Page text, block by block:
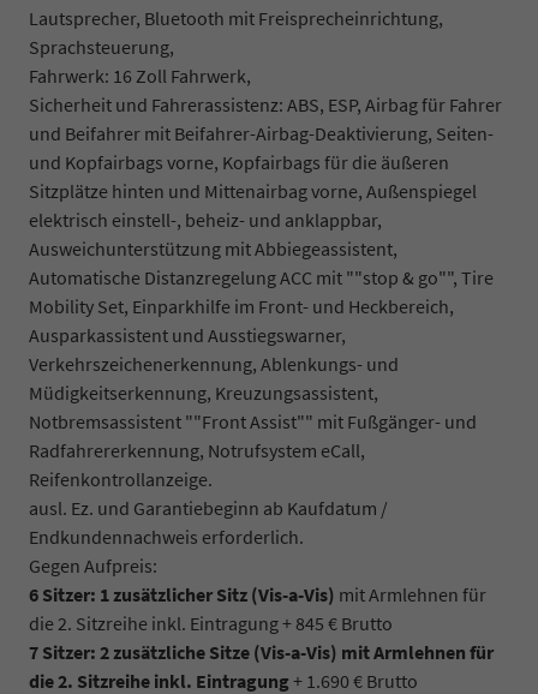
Lautsprecher, Bluetooth mit Freisprecheinrichtung,
Sprachsteuerung,
Fahrwerk: 16 Zoll Fahrwerk,
Sicherheit und Fahrerassistenz: ABS, ESP, Airbag für Fahrer
und Beifahrer mit Beifahrer-Airbag-Deaktivierung, Seiten-
und Kopfairbags vorne, Kopfairbags für die äußeren
Sitzplätze hinten und Mittenairbag vorne, Außenspiegel
elektrisch einstell-, beheiz- und anklappbar,
Ausweichunterstützung mit Abbiegeassistent,
Automatische Distanzregelung ACC mit ""stop & go"", Tire
Mobility Set, Einparkhilfe im Front- und Heckbereich,
Ausparkassistent und Ausstiegswarner,
Verkehrszeichenerkennung, Ablenkungs- und
Müdigkeitserkennung, Kreuzungsassistent,
Notbremsassistent ""Front Assist"" mit Fußgänger- und
Radfahrererkennung, Notrufsystem eCall,
Reifenkontrollanzeige.
ausl. Ez. und Garantiebeginn ab Kaufdatum /
Endkundennachweis erforderlich.
Gegen Aufpreis:
6 Sitzer: 1 zusätzlicher Sitz (Vis-a-Vis) mit Armlehnen für
die 2. Sitzreihe inkl. Eintragung + 845 € Brutto
7 Sitzer: 2 zusätzliche Sitze (Vis-a-Vis) mit Armlehnen für
die 2. Sitzreihe inkl. Eintragung + 1.690 € Brutto